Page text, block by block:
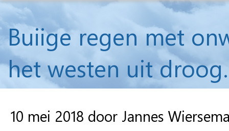
Buiige regen met
het westen uit droog.
10 mei 2018 door Jannes